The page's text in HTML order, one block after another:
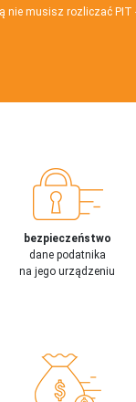
nie musisz rozliczać PIT
bezpieczeństwo
dane podatnika
na jego urządzeniu